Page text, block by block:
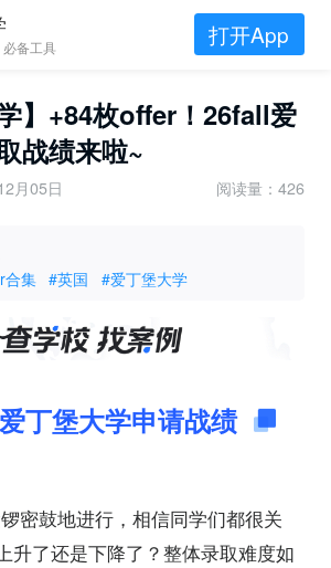
备工具 打开App
】+84枚offer！26fall爱
战绩来啦~
月05日 阅读量：426
合集 #英国 #爱丁堡大学
丁堡大学申请战绩
密鼓地进行，相信同学们都很关
升了还是下降了？整体录取难度如